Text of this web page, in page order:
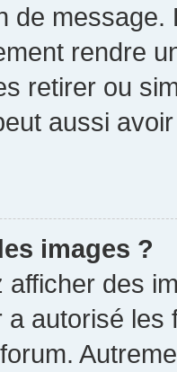
de
rendre
retirer ou
aussi
images ?
afficher des
a autorisé